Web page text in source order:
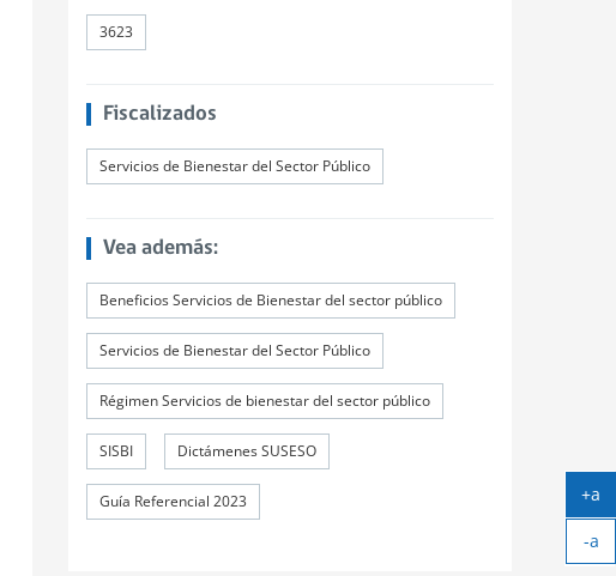
3623
Fiscalizados
Servicios de Bienestar del Sector Público
Vea además:
Beneficios Servicios de Bienestar del sector público
Servicios de Bienestar del Sector Público
Régimen Servicios de bienestar del sector público
SISBI Dictámenes SUSESO
Guía Referencial 2023
+a
-a